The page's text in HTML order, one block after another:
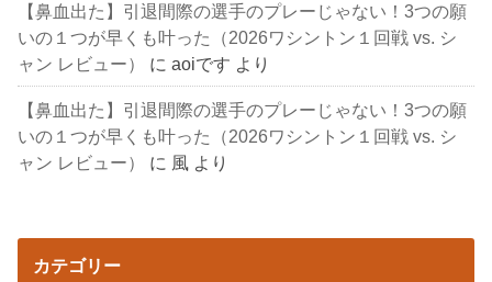
【鼻血出た】引退間際の選手のプレーじゃない！3つの願
いの１つが早くも叶った（2026ワシントン１回戦 vs. シ
ャン レビュー）
にaoiです より
【鼻血出た】引退間際の選手のプレーじゃない！3つの願
いの１つが早くも叶った（2026ワシントン１回戦 vs. シ
ャン レビュー）
に 風 より
カテゴリー